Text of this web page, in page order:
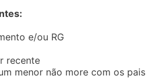
e/ou RG
recente
menor não more com os pais